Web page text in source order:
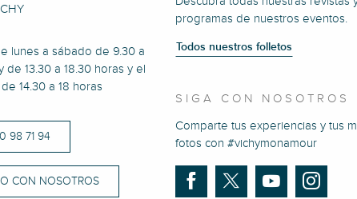
lunes a sábado de 9.30 a
de 13.30 a 18.30 horas y el
14.30 a 18 horas
98 71 94
CON NOSOTROS
programas de nuestros eventos.
Todos nuestros folletos
SIGA CON NOSOTROS
Comparte tus experiencias y tus
fotos con #vichymonamour